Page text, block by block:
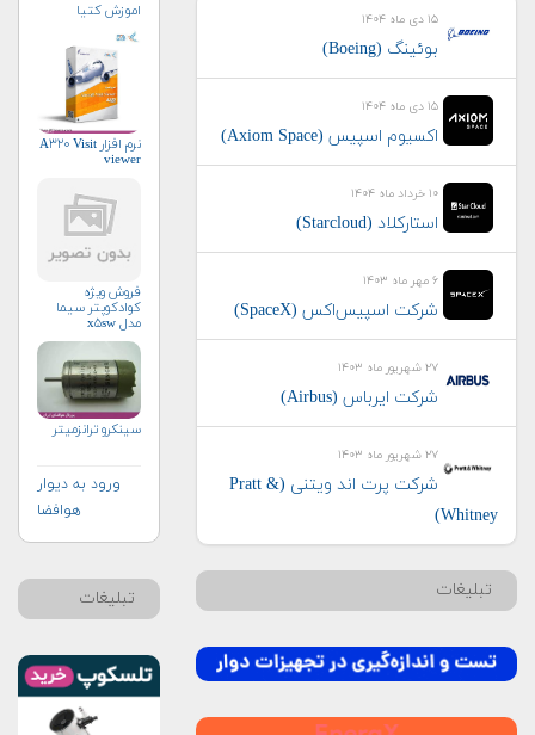
۱۵ دی ماه ۱۴۰۴
بوئینگ (Boeing)
۱۵ دی ماه ۱۴۰۴
اکسیوم اسپیس (Axiom Space)
۱۰ خرداد ماه ۱۴۰۴
استارکلاد (Starcloud)
۶ مهر ماه ۱۴۰۳
شرکت اسپیس‌اکس (SpaceX)
۲۷ شهریور ماه ۱۴۰۳
شرکت ایرباس (Airbus)
۲۷ شهریور ماه ۱۴۰۳
شرکت پرت اند ویتنی (Pratt &
Whitney)
تبلیغات
اموزش کتیا
نرم افزار A۳۲۰ Visit
viewer
فروش ویژه
کوادکوپتر سیما
مدل x۵sw
سینکرو ترانزمیتر
ورود به دیوار
هوافضا
تبلیغات